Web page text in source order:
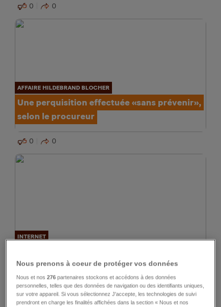
0 0
AFFAIRE HILDEBRAND BLOCHER
Une perquisition effectuée «sans prévenir»,
selon le procureur
0 0
INTERNET
0 0
Nous prenons à coeur de protéger vos données
Nous et nos276 partenaires stockons et accédons à des données
personnelles, telles que des données de navigation ou des identifiants uniques,
sur votre appareil. Si vous sélectionnez J'accepte, les technologies de suivi
prendront en charge les finalités affichées dans la section « Nous et nos